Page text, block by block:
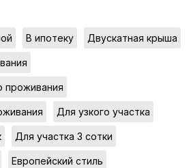
В ипотеку Двускатная крыша
проживания
Для узкого участка
Для участка 3 сотки
Европейский стиль